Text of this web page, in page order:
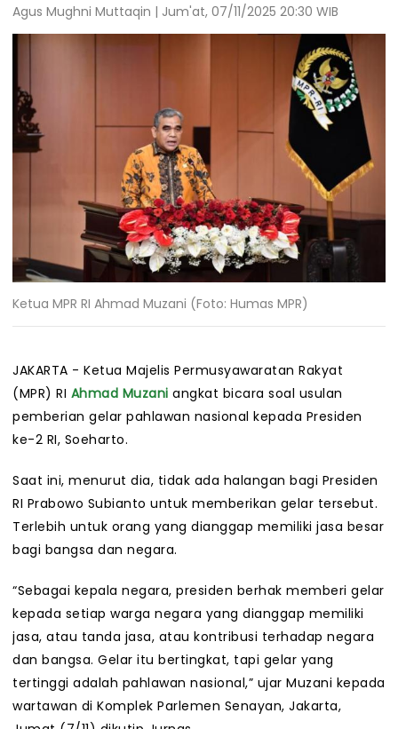
Agus Mughni Muttaqin | Jum'at, 07/11/2025 20:30 WIB
Ketua MPR RI Ahmad Muzani (Foto: Humas MPR)
JAKARTA - Ketua Majelis Permusyawaratan Rakyat
(MPR) RI Ahmad Muzani angkat bicara soal usulan
pemberian gelar pahlawan nasional kepada Presiden
ke-2 RI, Soeharto.
Saat ini, menurut dia, tidak ada halangan bagi Presiden
RI Prabowo Subianto untuk memberikan gelar tersebut.
Terlebih untuk orang yang dianggap memiliki jasa besar
bagi bangsa dan negara.
“Sebagai kepala negara, presiden berhak memberi gelar
kepada setiap warga negara yang dianggap memiliki
jasa, atau tanda jasa, atau kontribusi terhadap negara
dan bangsa. Gelar itu bertingkat, tapi gelar yang
tertinggi adalah pahlawan nasional,” ujar Muzani kepada
wartawan di Komplek Parlemen Senayan, Jakarta,